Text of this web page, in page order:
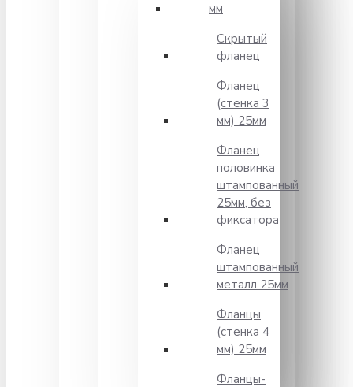
мм
Скрытый
фланец
Фланец
(стенка 3
мм) 25мм
Фланец
половинка
штампованный
25мм, без
фиксатора
Фланец
штампованный
металл 25мм
Фланцы
(стенка 4
мм) 25мм
Фланцы-